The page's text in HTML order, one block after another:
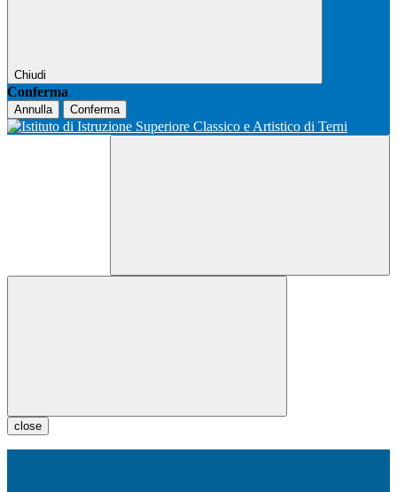
Chiudi
Conferma
Annulla Conferma
close